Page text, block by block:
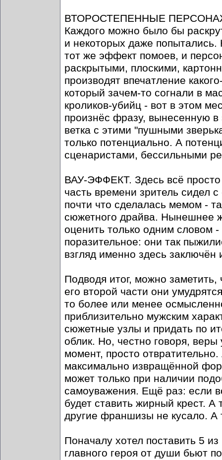
ВТОРОСТЕПЕННЫЕ
Каждого можно было бы
и некоторых даже
тот же эффект помоев, и
раскрытыми, плоскими,
производят впечатление
который зачем-то согнали в
кроликов-убийц - вот в этом
произнёс фразу, вынесенную
ветка с этими "пушными
только потенциально. А
сценаристами, бессильными
ВАУ-ЭФФЕКТ. Здесь всё просто
часть времени зритель сидел
почти что сделалась мемом -
сюжетного драйва. Нынешнее
оценить только одним словом
поразительное: они так
взгляд именно здесь заключён
Подводя итог, можно
его второй части они
то более или менее
приблизительно мужским
сюжетные узлы и придать по
облик. Но, честно говоря,
момент, просто
максимально извращённой
может только при наличии
самоуважения. Ещё раз: если
будет ставить жирный крест. А
другие франшизы не кусало. А
Поначалу хотел поставить 5
главного героя от души бьют